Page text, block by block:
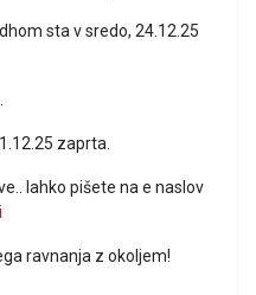
sta v sredo, 24.12.25
zaprta.
lahko pišete na e naslov
ravnanja z okoljem!